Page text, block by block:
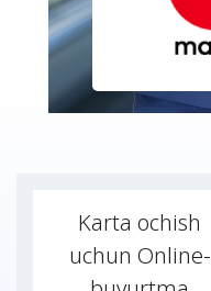
Karta ochish
uchun Online-